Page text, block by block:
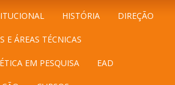
HISTÓRIA DIREÇÃO
E ÁREAS TÉCNICAS
EM PESQUISA EAD